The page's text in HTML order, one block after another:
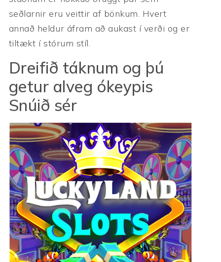
seðlarnir eru veittir af bönkum. Hvert
annað heldur áfram að aukast í verði og er
tiltækt í stórum stíl.
Dreifið táknum og þú
getur alveg ókeypis
Snúið sér